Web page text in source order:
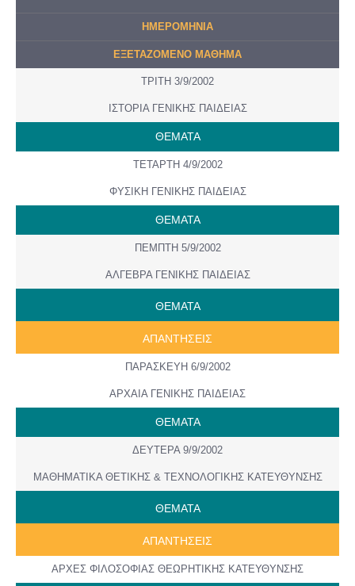
ΗΜΕΡΟMHNIA
ΕΞΕΤΑΖΟΜΕΝΟ ΜΑΘΗΜΑ
ΤΡΙΤΗ 3/9/2002
ΙΣΤΟΡΙΑ ΓΕΝΙΚΗΣ ΠΑΙΔΕΙΑΣ
ΘΕΜΑΤΑ
ΤΕΤΑΡΤΗ 4/9/2002
ΦΥΣΙΚΗ ΓΕΝΙΚΗΣ ΠΑΙΔΕΙΑΣ
ΘΕΜΑΤΑ
ΠΕΜΠΤΗ 5/9/2002
ΑΛΓΕΒΡΑ ΓΕΝΙΚΗΣ ΠΑΙΔΕΙΑΣ
ΘΕΜΑΤΑ
ΑΠΑΝΤΗΣΕΙΣ
ΠΑΡΑΣΚΕΥΗ 6/9/2002
ΑΡΧΑΙΑ ΓΕΝΙΚΗΣ ΠΑΙΔΕΙΑΣ
ΘΕΜΑΤΑ
ΔΕΥΤΕΡΑ 9/9/2002
ΜΑΘΗΜΑΤΙΚΑ ΘΕΤΙΚΗΣ & ΤΕΧΝΟΛΟΓΙΚΗΣ ΚΑΤΕΥΘΥΝΣΗΣ
ΘΕΜΑΤΑ
ΑΠΑΝΤΗΣΕΙΣ
ΑΡΧΕΣ ΦΙΛΟΣΟΦΙΑΣ ΘΕΩΡΗΤΙΚΗΣ ΚΑΤΕΥΘΥΝΣΗΣ